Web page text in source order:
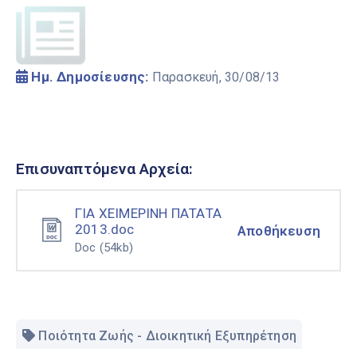
Ημ. Δημοσίευσης: Παρασκευή, 30/08/13
Επισυναπτόμενα Αρχεία:
ΓΙΑ ΧΕΙΜΕΡΙΝΗ ΠΑΤΑΤΑ
2013.doc
Doc (54kb)
Αποθήκευση
Ποιότητα Ζωής - Διοικητική Εξυπηρέτηση